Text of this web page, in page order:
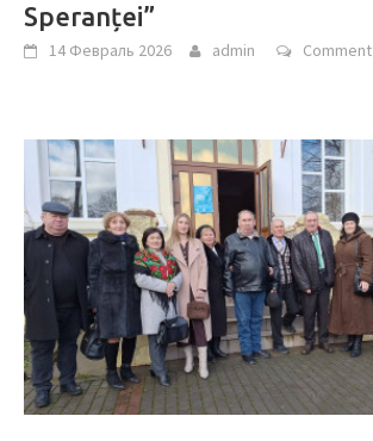
Speranței”
14 Февраль 2026 admin Comment